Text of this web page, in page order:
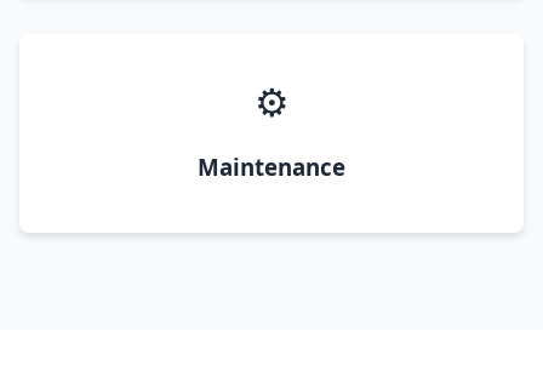
⚙️
Maintenance